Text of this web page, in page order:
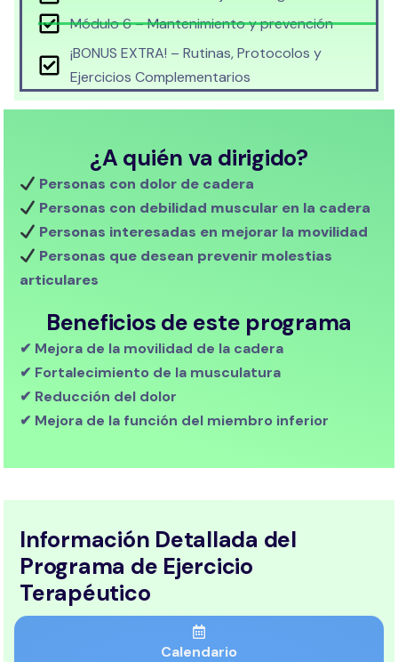
Módulo 6 – Mantenimiento y prevención
¡BONUS EXTRA! – Rutinas, Protocolos y
Ejercicios Complementarios
¿A quién va dirigido?
Personas con dolor de cadera
Personas con debilidad muscular en la cadera
Personas interesadas en mejorar la movilidad
Personas que desean prevenir molestias
articulares
Beneficios de este programa
✔ Mejora de la movilidad de la cadera
✔ Fortalecimiento de la musculatura
✔ Reducción del dolor
✔ Mejora de la función del miembro inferior
Información Detallada del
Programa de Ejercicio
Terapéutico
Calendario